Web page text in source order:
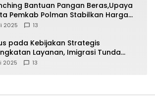
Bantuan Pangan Beras,Upaya
Pemkab Polman Stabilkan Harga
2025 13
pada Kebijakan Strategis
Layanan, Imigrasi Tunda
Desain Merah Putih
2025 13